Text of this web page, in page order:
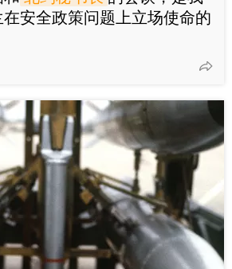
安全政策问题上立场使命的